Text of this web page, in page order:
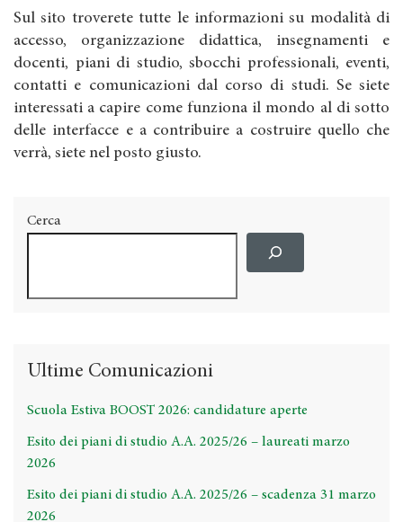
Sul sito troverete tutte le informazioni su modalità di
accesso, organizzazione didattica, insegnamenti e
docenti, piani di studio, sbocchi professionali, eventi,
contatti e comunicazioni dal corso di studi. Se siete
interessati a capire come funziona il mondo al di sotto
delle interfacce e a contribuire a costruire quello che
verrà, siete nel posto giusto.
Cerca
Ultime Comunicazioni
Scuola Estiva BOOST 2026: candidature aperte
Esito dei piani di studio A.A. 2025/26 – laureati marzo
2026
Esito dei piani di studio A.A. 2025/26 – scadenza 31 marzo
2026